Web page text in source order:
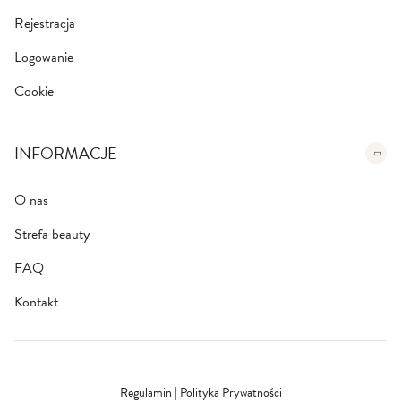
Rejestracja
Logowanie
Cookie
INFORMACJE
O nas
Strefa beauty
FAQ
Kontakt
Regulamin | Polityka Prywatności